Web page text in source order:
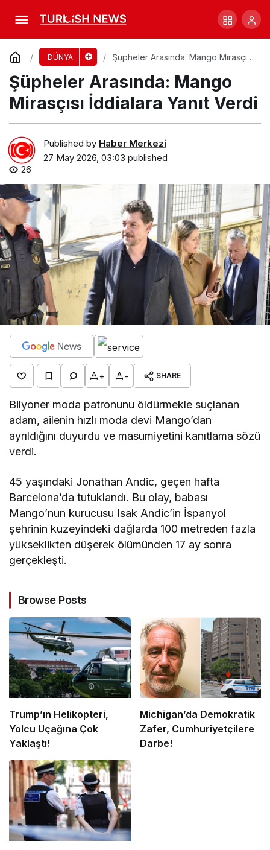
DÜNYA
Şüpheler Arasında: Mango Mirasçısı
Şüpheler Arasında: Mango
Mirasçısı İddialara Yanıt Verdi
Published by Haber Merkezi
27 May 2026, 03:03 published
26
+ - SHARE
Bilyoner moda patronunu öldürmekle suçlanan
adam, ailenin hızlı moda devi Mango’dan
ayrıldığını duyurdu ve masumiyetini kanıtlama sözü
verdi.
45 yaşındaki Jonathan Andic, geçen hafta
Barcelona’da tutuklandı. Bu olay, babası
Mango’nun kurucusu Isak Andic’in İspanyol
şehrinin kuzeyindeki dağlarda 100 metreden fazla
yükseklikten düşerek ölümünden 17 ay sonra
gerçekleşti.
Browse Posts
Trump’ın Helikopteri,
Yolcu Uçağına Çok
Yaklaştı!
Michigan’da Demokratik
Zafer, Cumhuriyetçilere
Darbe!
Tren ve otobüs çarpışmasında dört ölü, beş
yaralıComment Share